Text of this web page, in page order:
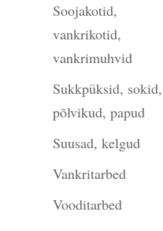
Soojakotid,
vankrikotid,
vankrimuhvid
Sukkpüksid, sokid,
põlvikud, papud
Suusad, kelgud
Vankritarbed
Vooditarbed